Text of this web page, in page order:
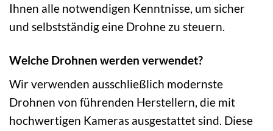
Ihnen alle notwendigen Kenntnisse, um sicher
und selbstständig eine Drohne zu steuern.
Welche Drohnen werden verwendet?
Wir verwenden ausschließlich modernste
Drohnen von führenden Herstellern, die mit
hochwertigen Kameras ausgestattet sind. Diese